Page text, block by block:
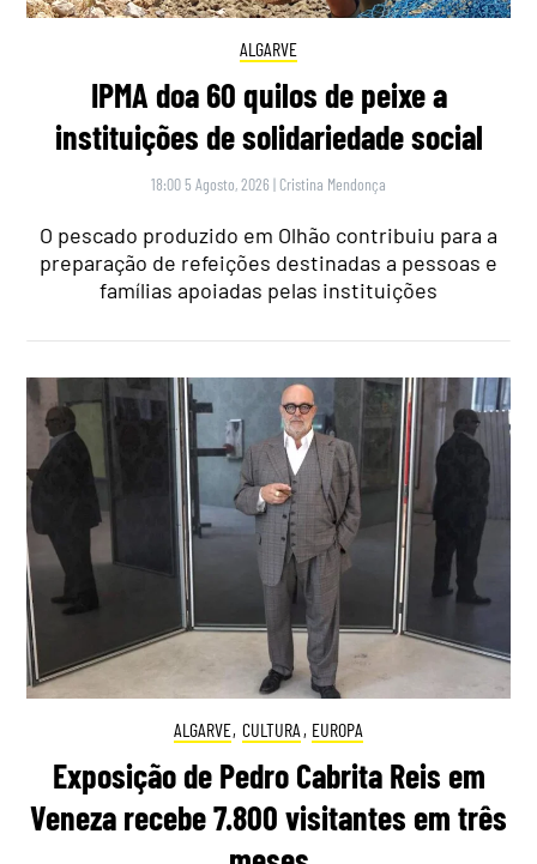
ALGARVE
IPMA doa 60 quilos de peixe a
instituições de solidariedade social
18:00 5 Agosto, 2026 | Cristina Mendonça
O pescado produzido em Olhão contribuiu para a
preparação de refeições destinadas a pessoas e
famílias apoiadas pelas instituições
ALGARVE, CULTURA , EUROPA
Exposição de Pedro Cabrita Reis em
Veneza recebe 7.800 visitantes em três